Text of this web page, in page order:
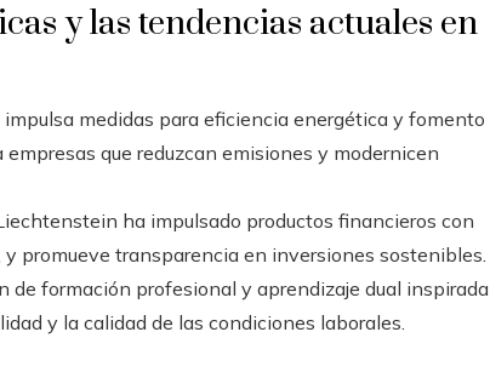
y las tendencias actuales en
impulsa medidas para eficiencia energética y fomento
empresas que reduzcan emisiones y modernicen
ha impulsado productos financieros con
promueve transparencia en inversiones sostenibles.
de formación profesional y aprendizaje dual inspirada
y la calidad de las condiciones laborales.